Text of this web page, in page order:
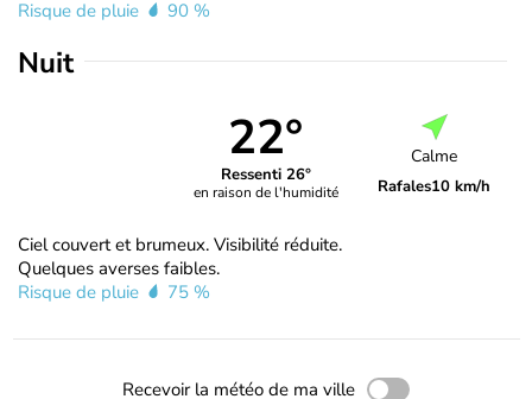
Risque de pluie
90 %
Nuit
22°
Ressenti 26°
en raison de l'humidité
Calme
Rafales10 km/h
Ciel couvert et brumeux. Visibilité réduite.
Quelques averses faibles.
Risque de pluie
75 %
Recevoir la météo de ma ville